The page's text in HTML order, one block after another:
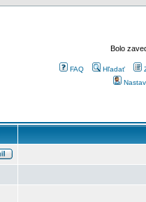
Bolo
FAQ Hľadať